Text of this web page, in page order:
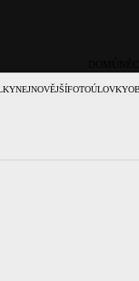
NEJNOVĚJŠÍFOTOÚLOVKY